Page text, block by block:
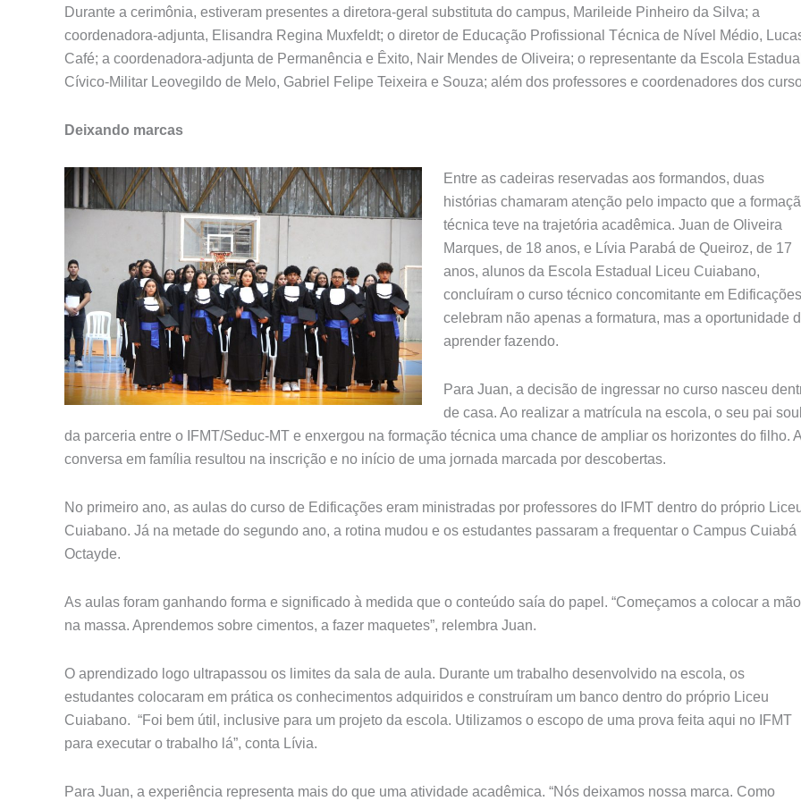
Durante a cerimônia, estiveram presentes a diretora-geral substituta do campus, Marileide Pinheiro da Silva; a
coordenadora-adjunta, Elisandra Regina Muxfeldt; o diretor de Educação Profissional Técnica de Nível Médio,
Café; a coordenadora-adjunta de Permanência e Êxito, Nair Mendes de Oliveira; o representante da Escola Estadual
Cívico-Militar Leovegildo de Melo, Gabriel Felipe Teixeira e Souza; além dos professores e coordenadores dos
Deixando marcas
Entre as cadeiras reservadas aos formandos, duas
histórias chamaram atenção pelo impacto que a
técnica teve na trajetória acadêmica. Juan de Oliveira
Marques, de 18 anos, e Lívia Parabá de Queiroz, de 17
anos, alunos da Escola Estadual Liceu Cuiabano,
concluíram o curso técnico concomitante em
celebram não apenas a formatura, mas a oportunidade
aprender fazendo.
Para Juan, a decisão de ingressar no curso nasceu
de casa. Ao realizar a matrícula na escola, o seu pai
da parceria entre o IFMT/Seduc-MT e enxergou na formação técnica uma chance de ampliar os horizontes do filho. A
conversa em família resultou na inscrição e no início de uma jornada marcada por descobertas.
No primeiro ano, as aulas do curso de Edificações eram ministradas por professores do IFMT dentro do próprio
Cuiabano. Já na metade do segundo ano, a rotina mudou e os estudantes passaram a frequentar o Campus Cuiabá
Octayde.
As aulas foram ganhando forma e significado à medida que o conteúdo saía do papel. “Começamos a colocar a mão
na massa. Aprendemos sobre cimentos, a fazer maquetes”, relembra Juan.
O aprendizado logo ultrapassou os limites da sala de aula. Durante um trabalho desenvolvido na escola, os
estudantes colocaram em prática os conhecimentos adquiridos e construíram um banco dentro do próprio Liceu
Cuiabano. “Foi bem útil, inclusive para um projeto da escola. Utilizamos o escopo de uma prova feita aqui no IFMT
para executar o trabalho lá”, conta Lívia.
Para Juan, a experiência representa mais do que uma atividade acadêmica. “Nós deixamos nossa marca. Como